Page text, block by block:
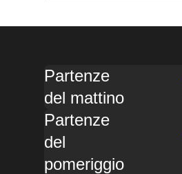
Partenze
del mattino
Partenze
del
pomeriggio